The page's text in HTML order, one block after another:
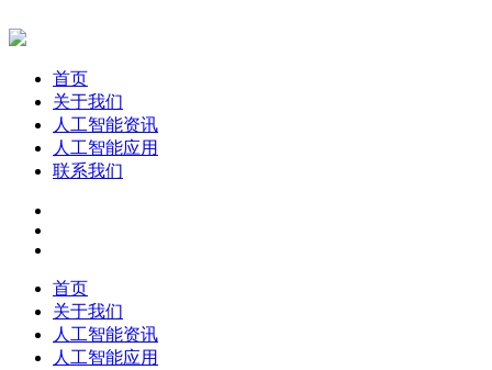
首页
关于我们
人工智能资讯
人工智能应用
联系我们
首页
关于我们
人工智能资讯
人工智能应用